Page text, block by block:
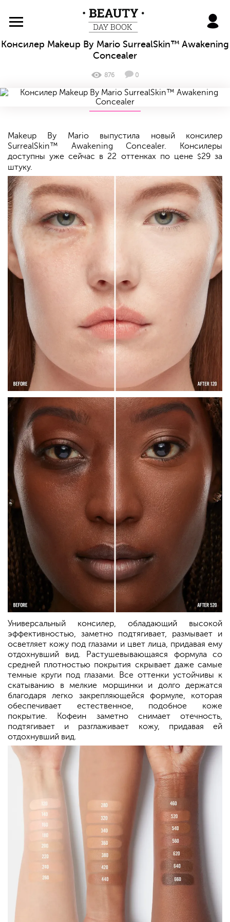
BeautyDayBook
Консилер Makeup By Mario SurrealSkin™ Awakening
Concealer
876 0
Makeup By Mario выпустила новый консилер
SurrealSkin™ Awakening Concealer. Консилеры
доступны уже сейчас в 22 оттенках по цене
$29 за
штуку.
Универсальный консилер, обладающий высокой
эффективностью, заметно подтягивает, размывает и
осветляет кожу под глазами и цвет лица, придавая ему
отдохнувший вид. Растушевывающаяся формула со
средней плотностью покрытия скрывает даже самые
темные круги под глазами. Все оттенки устойчивы к
скатыванию в мелкие морщинки и долго держатся
благодаря легко закрепляющейся формуле, которая
обеспечивает естественное, подобное коже
покрытие. Кофеин заметно снимает отечность,
подтягивает и разглаживает кожу, придавая ей
отдохнувший вид.